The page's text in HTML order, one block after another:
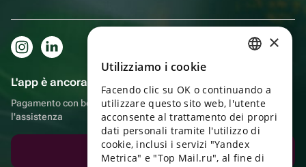
L'app è ancora più comoda!
Pagamento con bonus, autoconsegna, comoda chat con
l'assistenza
Scarica l'app
ENGLISH
UKRAINIAN
PORTUGUESE
SPANISH
×
Utilizziamo i cookie
Facendo clic su OK o continuando a
utilizzare questo sito web, l'utente
acconsente al trattamento dei propri
dati personali tramite l'utilizzo di
cookie, inclusi i servizi "Yandex
Metrica" e "Top Mail.ru", al fine di